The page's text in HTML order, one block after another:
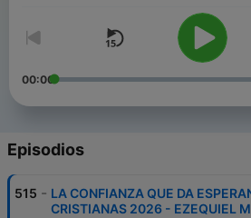
00:00
Episodios
515 - LA CONFIANZA QUE DA
CRISTIANAS 2026 - EZEQUIEL